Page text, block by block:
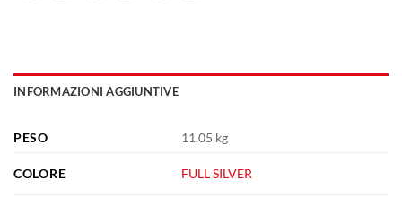
INFORMAZIONI AGGIUNTIVE
PESO 11,05 kg
COLORE FULL SILVER